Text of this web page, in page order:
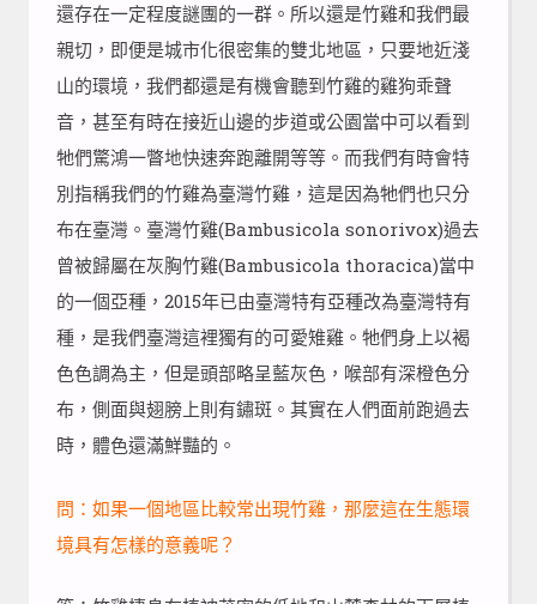
還存在一定程度謎團的一群。所以還是竹雞和我們最
親切，即便是城市化很密集的雙北地區，只要地近淺
山的環境，我們都還是有機會聽到竹雞的雞狗乖聲
音，甚至有時在接近山邊的步道或公園當中可以看到
牠們驚鴻一瞥地快速奔跑離開等等。而我們有時會特
別指稱我們的竹雞為臺灣竹雞，這是因為牠們也只分
布在臺灣。臺灣竹雞(Bambusicola sonorivox)過去
曾被歸屬在灰胸竹雞(Bambusicola thoracica)當中
的一個亞種，2015年已由臺灣特有亞種改為臺灣特有
種，是我們臺灣這裡獨有的可愛雉雞。牠們身上以褐
色色調為主，但是頭部略呈藍灰色，喉部有深橙色分
布，側面與翅膀上則有鏽斑。其實在人們面前跑過去
時，體色還滿鮮豔的。
問：如果一個地區比較常出現竹雞，那麼這在生態環
境具有怎樣的意義呢？